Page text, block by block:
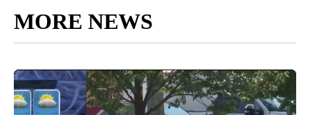
MORE NEWS